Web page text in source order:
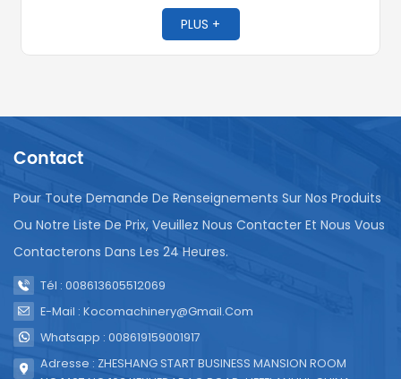
scellage précis du lait et d'autres produits liquides ou semi-
liquides dans des sachets à bec verseur connus pour leur
PLUS +
Contact
Pour Toute Demande De Renseignements Sur Nos Produits
Ou Notre Liste De Prix, Veuillez Nous Contacter Et Nous Vous
Contacterons Dans Les 24 Heures.
Tél : 008613605512069
E-Mail : Kocomachinery@gmail.com
Whatsapp : 008619159001917
Adresse : ZHESHANG START BUSINESS MANSION ROOM